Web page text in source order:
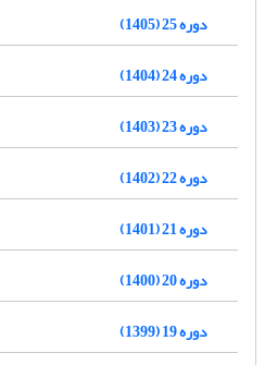
دوره 25 (1405)
دوره 24 (1404)
دوره 23 (1403)
دوره 22 (1402)
دوره 21 (1401)
دوره 20 (1400)
دوره 19 (1399)